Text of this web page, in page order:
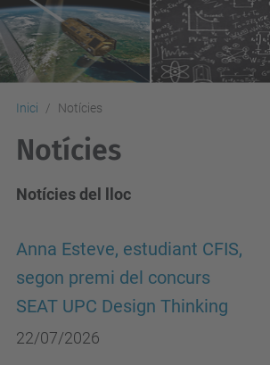
Inici Notícies
Notícies
Notícies del lloc
Anna Esteve, estudiant CFIS,
segon premi del concurs
SEAT UPC Design Thinking
22/07/2026